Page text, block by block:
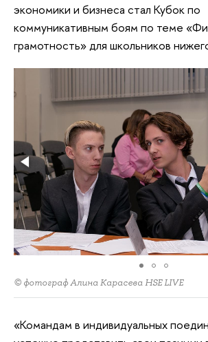
экономики и бизнеса стал Кубок по
коммуникативным боям по теме
грамотность» для школьников
© фотограф Алина Карасева HSE LIVE
«Командам в индивидуальных